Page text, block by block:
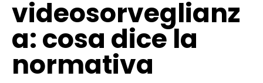
videosorveglianz
a: cosa dice la
normativa